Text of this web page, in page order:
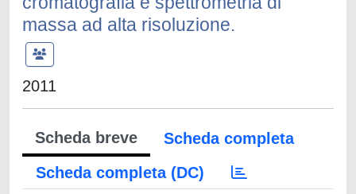
massa ad alta risoluzione.
2011
Scheda breve
Scheda completa
Scheda completa (DC)